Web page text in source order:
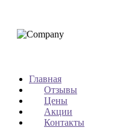
Главная
Отзывы
Цены
Акции
Контакты